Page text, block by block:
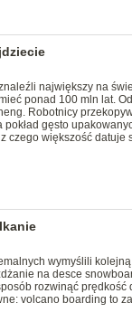
największy na
ponad 100 mln lat.
Robotnicy
gęsto
czego większość datuje
wymyślili
na desce
rozwinąć prędkość
volcano boarding to